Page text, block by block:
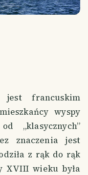
francuskim
wyspy
„klasycznych”
znaczenia jest
z rąk do rąk
XVIII wieku była